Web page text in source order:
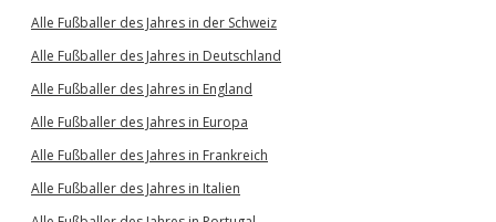
Alle Fußballer des Jahres in der Schweiz
Alle Fußballer des Jahres in Deutschland
Alle Fußballer des Jahres in England
Alle Fußballer des Jahres in Europa
Alle Fußballer des Jahres in Frankreich
Alle Fußballer des Jahres in Italien